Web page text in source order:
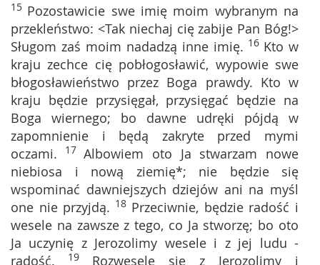
15 Pozostawicie swe imię moim wybranym na
przekleństwo: <Tak niechaj cię zabije Pan Bóg!>
Sługom zaś moim nadadzą inne imię. 16 Kto w
kraju zechce cię pobłogosławić, wypowie swe
błogosławieństwo przez Boga prawdy. Kto w
kraju będzie przysięgał, przysięgać będzie na
Boga wiernego; bo dawne udręki pójdą w
zapomnienie i będą zakryte przed mymi
oczami. 17 Albowiem oto Ja stwarzam nowe
niebiosa i nową ziemię*; nie będzie się
wspominać dawniejszych dziejów ani na myśl
one nie przyjdą. 18 Przeciwnie, będzie radość i
wesele na zawsze z tego, co Ja stworzę; bo oto
Ja uczynię z Jerozolimy wesele i z jej ludu -
radość. 19 Rozweselę się z Jerozolimy i